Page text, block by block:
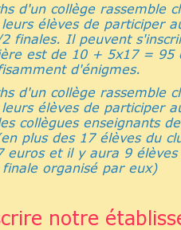
d'un collège rassemble
élèves de participer
finales. Il peuvent
est de 10 + 5x17 =
d'énigmes.
d'un collège rassemble
élèves de participer
collègues enseignants
plus des 17 élèves du
euros et il y aura 9
organisé par eux)
notre